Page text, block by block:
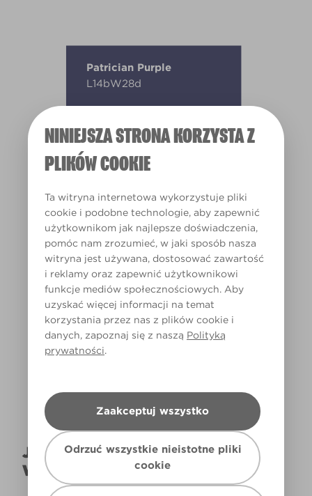
NINIEJSZA STRONA KORZYSTA Z
PLIKÓW COOKIE
Ta witryna internetowa wykorzystuje pliki
cookie i podobne technologie, aby zapewnić
użytkownikom jak najlepsze doświadczenia,
pomóc nam zrozumieć, w jaki sposób nasza
witryna jest używana, dostosować zawartość
i reklamy oraz zapewnić użytkownikowi
funkcje mediów społecznościowych. Aby
uzyskać więcej informacji na temat
korzystania przez nas z plików cookie i
danych, zapoznaj się z naszą Polityką
prywatności.
Zaakceptuj wszystko
Odrzuć wszystkie nieistotne pliki
cookie
Patrician Purple
L14bW28d
Światło dzienne
JAK NAPRAWDĘ KOLOR BĘDZIE
WYGLĄDAŁ W TWOIM DOMU?